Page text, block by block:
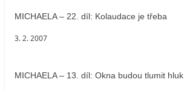
MICHAELA – 22. díl: Kolaudace je třeba
3. 2. 2007
MICHAELA – 13. díl: Okna budou tlumit hluk